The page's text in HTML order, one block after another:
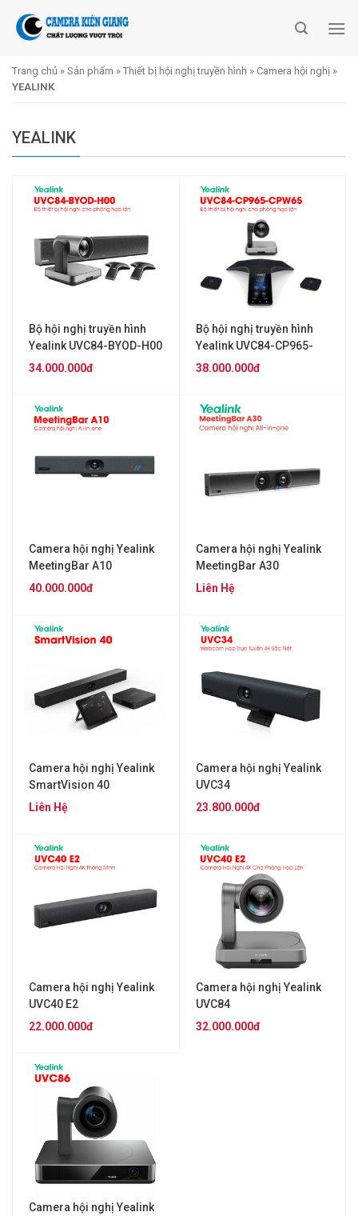
Trang chủ » Sản phẩm » Thiết bị hội nghị truyền hình » Camera hội nghị »
YEALINK
YEALINK
Bộ hội nghị truyền hình
Yealink UVC84-BYOD-H00
34.000.000đ
Bộ hội nghị truyền hình
Yealink UVC84-CP965-
CPW65
38.000.000đ
Camera hội nghị Yealink
MeetingBar A10
40.000.000đ
Camera hội nghị Yealink
MeetingBar A30
Liên Hệ
Camera hội nghị Yealink
SmartVision 40
Liên Hệ
Camera hội nghị Yealink
UVC34
23.800.000đ
Camera hội nghị Yealink
UVC40 E2
22.000.000đ
Camera hội nghị Yealink
UVC84
32.000.000đ
Camera hội nghị Yealink